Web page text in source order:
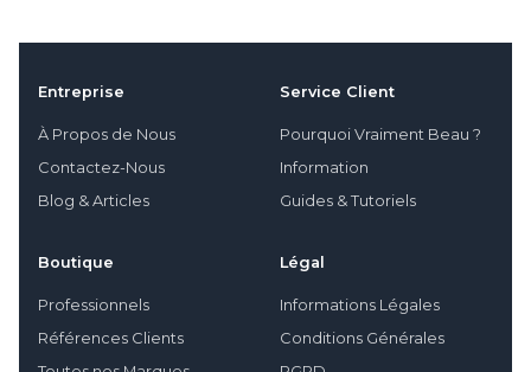
Entreprise
À Propos de Nous
Contactez-Nous
Blog & Articles
Service Client
Pourquoi Vraiment Beau ?
Information
Guides & Tutoriels
Boutique
Professionnels
Références Clients
Légal
Informations Légales
Conditions Générales